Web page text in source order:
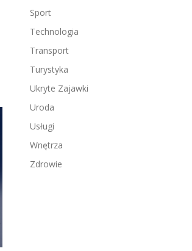
Sport
Technologia
Transport
Turystyka
Ukryte Zajawki
Uroda
Usługi
Wnętrza
Zdrowie